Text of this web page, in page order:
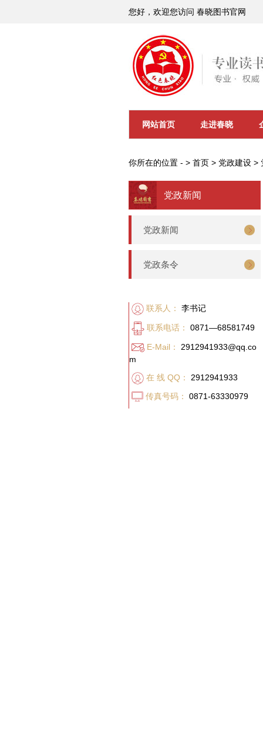
您好，欢迎您访问 春晓图书官网
网站首页 走进春晓
你所在的位置 - > 首页 > 党政建设 >
党政新闻
党政新闻
党政条令
联系人： 李书记
联系电话： 0871—68581749
E-Mail：
2912941933@qq.co
m
在 线 QQ：
2912941933
传真号码：
0871-63330979